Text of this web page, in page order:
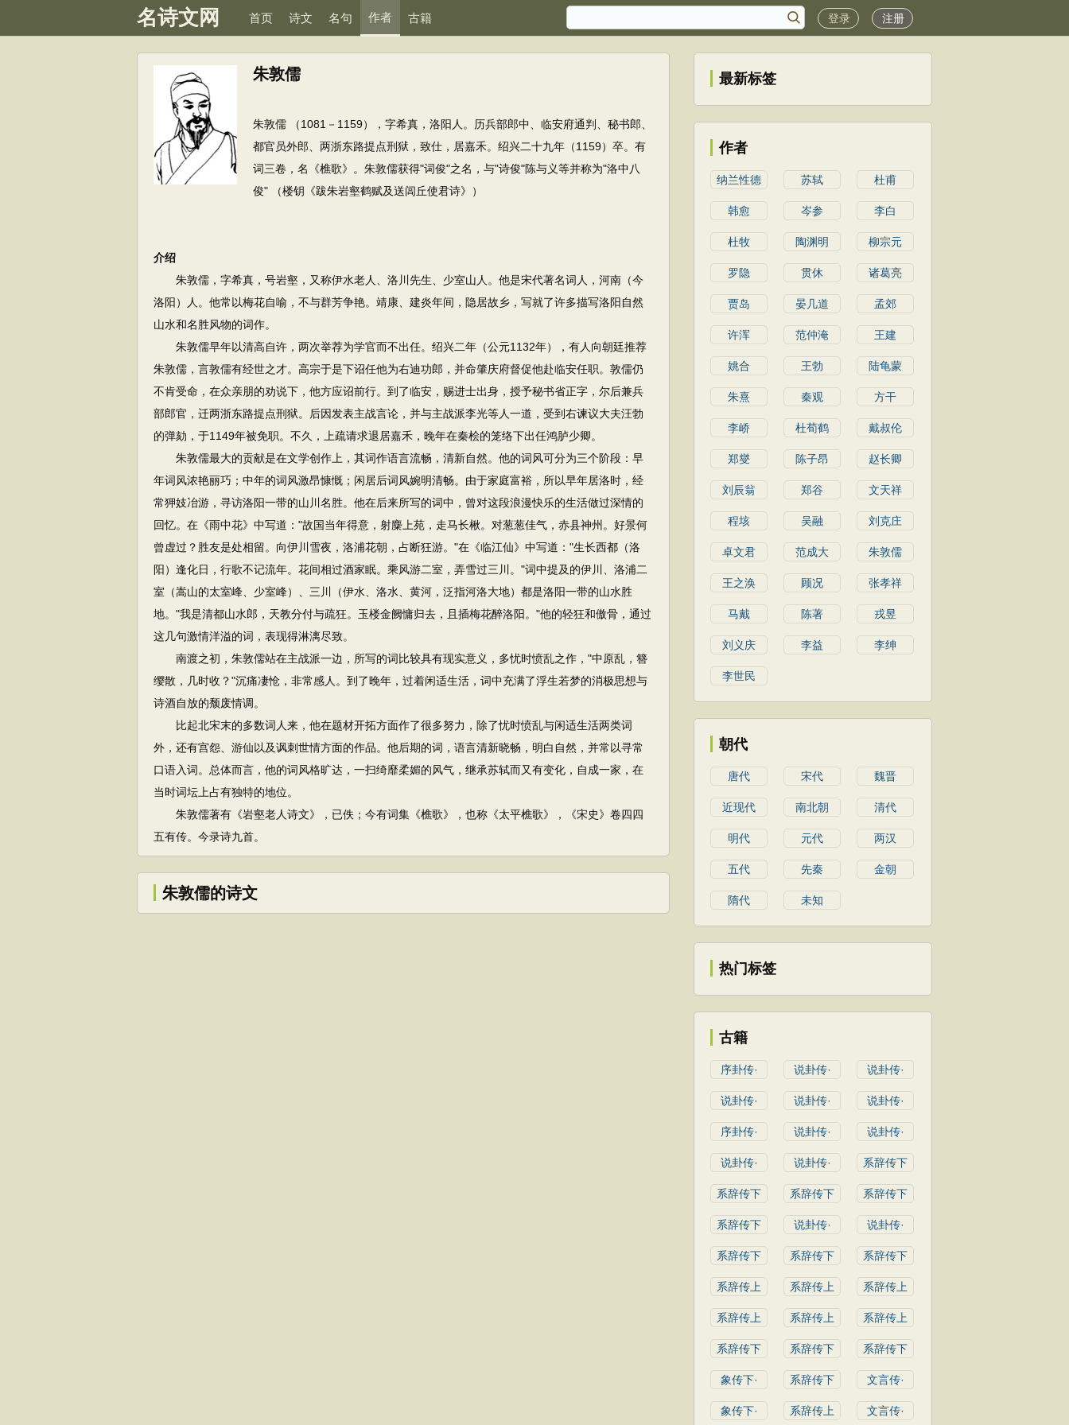
名诗文网 首页 诗文 名句 作者 古籍 登录 注册
朱敦儒
朱敦儒 （1081－1159），字希真，洛阳人。历兵部郎中、临安府通判、秘书郎、
都官员外郎、两浙东路提点刑狱，致仕，居嘉禾。绍兴二十九年（1159）卒。有
词三卷，名《樵歌》。朱敦儒获得"词俊"之名，与"诗俊"陈与义等并称为"洛中八
俊" （楼钥《跋朱岩壑鹤赋及送闾丘使君诗》）
介绍
朱敦儒，字希真，号岩壑，又称伊水老人、洛川先生、少室山人。他是宋代著名词人，河南（今
洛阳）人。他常以梅花自喻，不与群芳争艳。靖康、建炎年间，隐居故乡，写就了许多描写洛阳自然
山水和名胜风物的词作。
朱敦儒早年以清高自许，两次举荐为学官而不出任。绍兴二年（公元1132年），有人向朝廷推荐
朱敦儒，言敦儒有经世之才。高宗于是下诏任他为右迪功郎，并命肇庆府督促他赴临安任职。敦儒仍
不肯受命，在众亲朋的劝说下，他方应诏前行。到了临安，赐进士出身，授予秘书省正字，尔后兼兵
部郎官，迁两浙东路提点刑狱。后因发表主战言论，并与主战派李光等人一道，受到右谏议大夫汪勃
的弹劾，于1149年被免职。不久，上疏请求退居嘉禾，晚年在秦桧的笼络下出任鸿胪少卿。
朱敦儒最大的贡献是在文学创作上，其词作语言流畅，清新自然。他的词风可分为三个阶段：早
年词风浓艳丽巧；中年的词风激昂慷慨；闲居后词风婉明清畅。由于家庭富裕，所以早年居洛时，经
常狎妓冶游，寻访洛阳一带的山川名胜。他在后来所写的词中，曾对这段浪漫快乐的生活做过深情的
回忆。在《雨中花》中写道："故国当年得意，射麋上苑，走马长楸。对葱葱佳气，赤县神州。好景何
曾虚过？胜友是处相留。向伊川雪夜，洛浦花朝，占断狂游。"在《临江仙》中写道："生长西都（洛
阳）逢化日，行歌不记流年。花间相过酒家眠。乘风游二室，弄雪过三川。"词中提及的伊川、洛浦二
室（嵩山的太室峰、少室峰）、三川（伊水、洛水、黄河，泛指河洛大地）都是洛阳一带的山水胜
地。"我是清都山水郎，天教分付与疏狂。玉楼金阙慵归去，且插梅花醉洛阳。"他的轻狂和傲骨，通过
这几句激情洋溢的词，表现得淋漓尽致。
南渡之初，朱敦儒站在主战派一边，所写的词比较具有现实意义，多忧时愤乱之作，"中原乱，簪
缨散，几时收？"沉痛凄怆，非常感人。到了晚年，过着闲适生活，词中充满了浮生若梦的消极思想与
诗酒自放的颓废情调。
比起北宋末的多数词人来，他在题材开拓方面作了很多努力，除了忧时愤乱与闲适生活两类词
外，还有宫怨、游仙以及讽刺世情方面的作品。他后期的词，语言清新晓畅，明白自然，并常以寻常
口语入词。总体而言，他的词风格旷达，一扫绮靡柔媚的风气，继承苏轼而又有变化，自成一家，在
当时词坛上占有独特的地位。
朱敦儒著有《岩壑老人诗文》，已佚；今有词集《樵歌》，也称《太平樵歌》，《宋史》卷四四
五有传。今录诗九首。
朱敦儒的诗文
最新标签
作者
纳兰性德 苏轼 杜甫
韩愈 岑参 李白
杜牧 陶渊明 柳宗元
罗隐 贯休 诸葛亮
贾岛 晏几道 孟郊
许浑 范仲淹 王建
姚合 王勃 陆龟蒙
朱熹 秦观 方干
李峤 杜荀鹤 戴叔伦
郑燮 陈子昂 赵长卿
刘辰翁 郑谷 文天祥
程垓 吴融 刘克庄
卓文君 范成大 朱敦儒
王之涣 顾况 张孝祥
马戴 陈著 戎昱
刘义庆 李益 李绅
李世民
朝代
唐代 宋代 魏晋
近现代 南北朝 清代
明代 元代 两汉
五代 先秦 金朝
隋代 未知
热门标签
古籍
序卦传· 说卦传· 说卦传·
说卦传· 说卦传· 说卦传·
序卦传· 说卦传· 说卦传·
说卦传· 说卦传· 系辞传下
系辞传下 系辞传下 系辞传下
系辞传下 说卦传· 说卦传·
系辞传下 系辞传下 系辞传下
系辞传上 系辞传上 系辞传上
系辞传上 系辞传上 系辞传上
系辞传下 系辞传下 系辞传下
象传下· 系辞传下 文言传·
象传下· 系辞传上 文言传·